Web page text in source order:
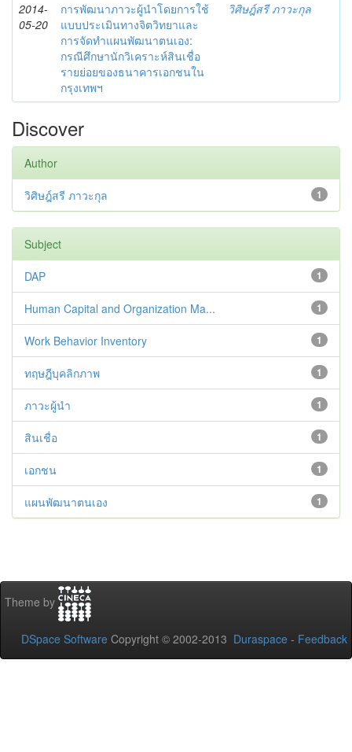
2014-
05-20
การพัฒนาภาวะผู้นำโดยการใช้
แบบประเมินทางจิตวิทยาและ
การจัดทำแผนพัฒนาตนเอง:
กรณีศึกษานักวิเคราะห์สินเชื่อ
รายย่อยของธนาคารเอกชนใน
กรุงเทพฯ
วิศิษฎ์สรี ภาวะกุล
Discover
Author
1
วิศิษฎ์สรี ภาวะกุล
Subject
1
DAP
1
Human Capital and Organization Ma...
1
Work Behavior Inventory
1
ทฤษฎีบุคลิกภาพ
1
ภาวะผู้นำ
1
สินเชื่อ
1
เอกชน
1
แผนพัฒนาตนเอง
Theme by
DSpace Software Copyright © 2002-2013 Duraspace - Feedback